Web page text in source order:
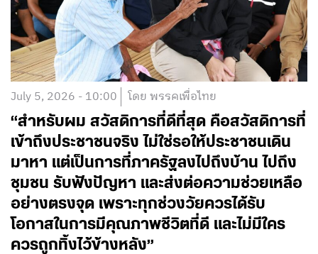
July 5, 2026 - 10:00 โดย พรรคเพื่อไทย
“สำหรับผม สวัสดิการที่ดีที่สุด คือสวัสดิการที่
เข้าถึงประชาชนจริง ไม่ใช่รอให้ประชาชนเดิน
มาหา แต่เป็นการที่ภาครัฐลงไปถึงบ้าน ไปถึง
ชุมชน รับฟังปัญหา และส่งต่อความช่วยเหลือ
อย่างตรงจุด เพราะทุกช่วงวัยควรได้รับ
โอกาสในการมีคุณภาพชีวิตที่ดี และไม่มีใคร
ควรถูกทิ้งไว้ข้างหลัง”